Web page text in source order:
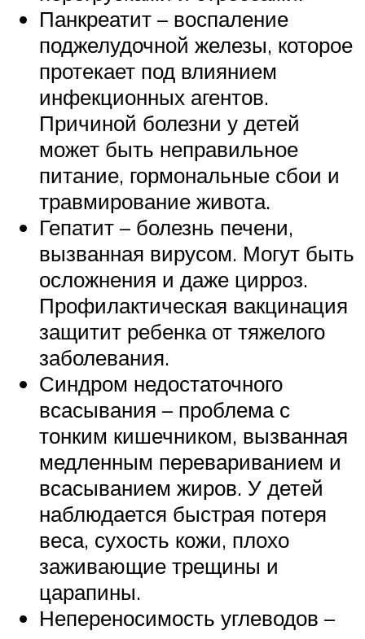
Панкреатит – воспаление
поджелудочной железы, которое
протекает под влиянием
инфекционных агентов.
Причиной болезни у детей
может быть неправильное
питание, гормональные сбои и
травмирование живота.
Гепатит – болезнь печени,
вызванная вирусом. Могут быть
осложнения и даже цирроз.
Профилактическая вакцинация
защитит ребенка от тяжелого
заболевания.
Синдром недостаточного
всасывания – проблема с
тонким кишечником, вызванная
медленным перевариванием и
всасыванием жиров. У детей
наблюдается быстрая потеря
веса, сухость кожи, плохо
заживающие трещины и
царапины.
Непереносимость углеводов –